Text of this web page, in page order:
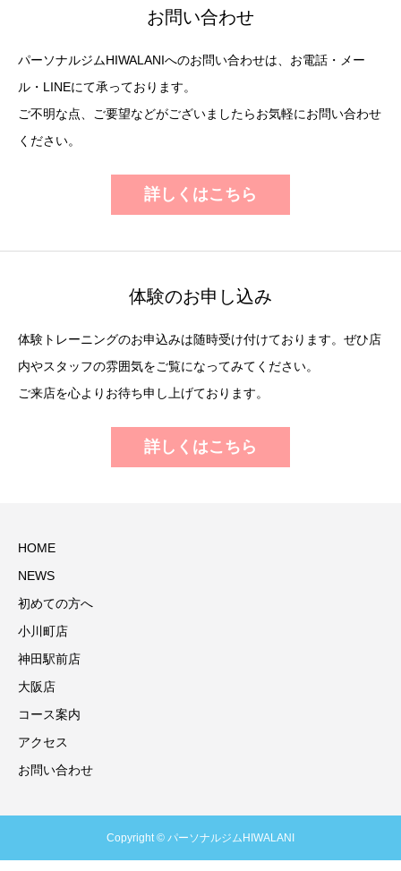
お問い合わせ
パーソナルジムHIWALANIへのお問い合わせは、お電話・メー
ル・LINEにて承っております。
ご不明な点、ご要望などがございましたらお気軽にお問い合わせ
ください。
詳しくはこちら
体験のお申し込み
体験トレーニングのお申込みは随時受け付けております。ぜひ店
内やスタッフの雰囲気をご覧になってみてください。
ご来店を心よりお待ち申し上げております。
詳しくはこちら
HOME
NEWS
初めての方へ
小川町店
神田駅前店
大阪店
コース案内
アクセス
お問い合わせ
Copyright © パーソナルジムHIWALANI